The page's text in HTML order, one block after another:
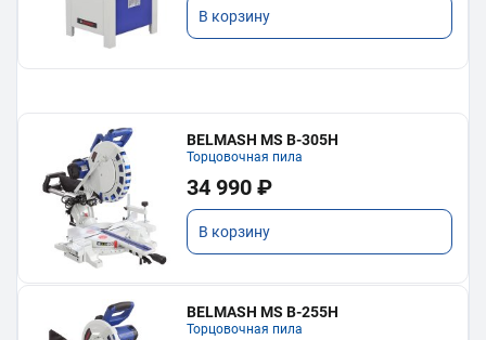
В корзину
BELMASH MS B-305H
Торцовочная пила
34 990 ₽
В корзину
BELMASH MS B-255H
Торцовочная пила